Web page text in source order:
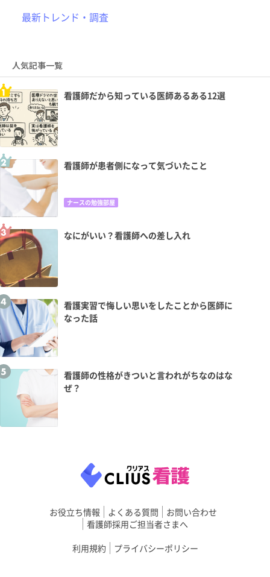
最新トレンド・調査
人気記事一覧
看護師だから知っている医師あるある12選
看護師が患者側になって気づいたこと
ナースの勉強部屋
なにがいい？看護師への差し入れ
看護実習で悔しい思いをしたことから医師に
なった話
看護師の性格がきついと言われがちなのはな
ぜ？
お役立ち情報 よくある質問
お問い合わせ
看護師採用ご担当者さまへ
利用規約
プライバシーポリシー